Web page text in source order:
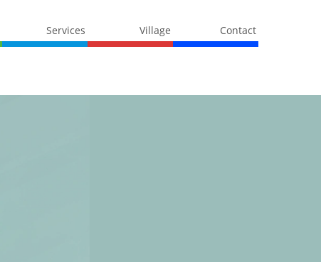
Services Village Contact